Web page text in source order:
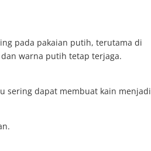
pada pakaian putih, terutama di
warna putih tetap terjaga.
sering dapat membuat kain menjadi